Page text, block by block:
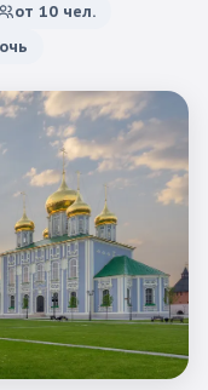
🌸 Весенние
☀️ Летние
🎄 Новогодние
туры
🌷 Весенние
каникулы
🎓 Выпускные
туры
☀️ Летние туры
кольцо
от 10 чел.